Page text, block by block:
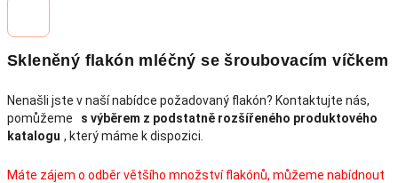
Skleněný flakón mléčný se šroubovacím víčkem
Nenašli jste v naší nabídce požadovaný flakón? Kontaktujte nás,
pomůžeme
s výběrem z podstatně rozšířeného produktového
katalogu , který máme k dispozici.
Máte zájem o odběr většího množství flakónů, můžeme nabídnout